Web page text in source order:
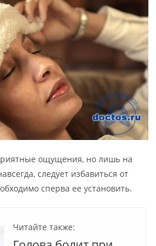
ощущения, но лишь на
следует избавиться от
сперва ее установить.
Читайте также: